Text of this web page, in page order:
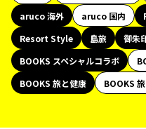
aruco 海外
aruco 国内
Resort Style
島旅 御朱
BOOKS スペシャルコラボ
BOOKS 旅と健康
BOOKS